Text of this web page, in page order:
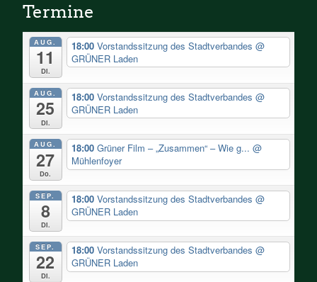
Termine
AUG.
11
Di.
18:00 Vorstandssitzung des Stadtverbandes @
GRÜNER Laden
AUG.
25
Di.
18:00 Vorstandssitzung des Stadtverbandes @
GRÜNER Laden
AUG.
27
Do.
18:00 Grüner Film – „Zusammen“ – Wie g... @
Mühlenfoyer
SEP.
8
Di.
18:00 Vorstandssitzung des Stadtverbandes @
GRÜNER Laden
SEP.
22
Di.
18:00 Vorstandssitzung des Stadtverbandes @
GRÜNER Laden